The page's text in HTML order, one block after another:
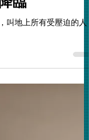
臨
叫地上所有受壓迫的人